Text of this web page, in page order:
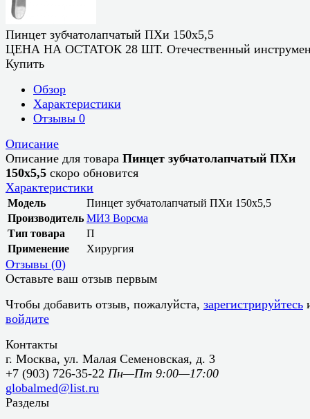
Пинцет зубчатолапчатый ПХи 150х5,5
ЦЕНА НА ОСТАТОК 28 ШТ. Отечественный
Купить
Обзор
Характеристики
Отзывы 0
Описание
Описание для товара Пинцет зубчатолапчатый ПХи
150х5,5 скоро обновится
Характеристики
Модель
Пинцет зубчатолапчатый ПХи 150х5,5
Производитель МИЗ Ворсма
Тип товара
П
Применение
Хирургия
Отзывы (0)
Оставьте ваш отзыв первым
Чтобы добавить отзыв, пожалуйста, зарегистрируйтесь
войдите
Контакты
г. Москва, ул. Малая Семеновская, д. 3
+7 (903) 726-35-22 Пн—Пт 9:00—17:00
globalmed@list.ru
Разделы